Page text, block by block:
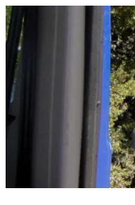
Zum
Inhalt
springen